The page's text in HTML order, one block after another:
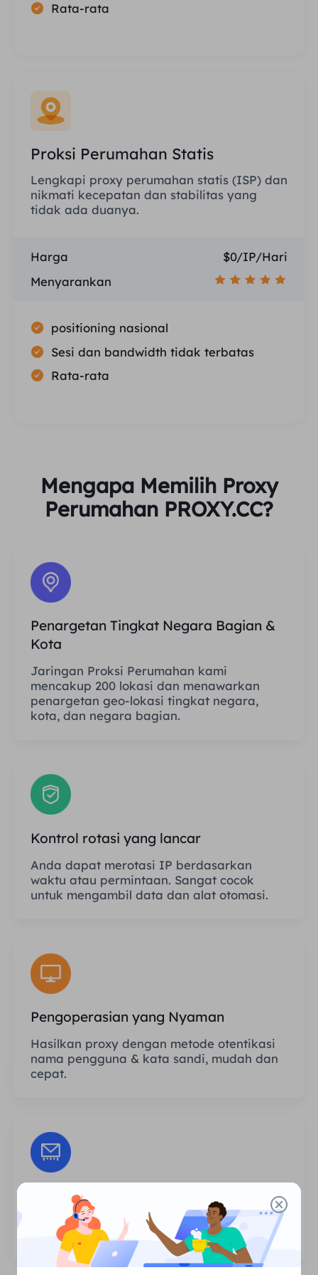
Rata-rata
Proksi Perumahan Statis
Lengkapi proxy perumahan statis (ISP) dan
nikmati kecepatan dan stabilitas yang
tidak ada duanya.
Harga
$0/IP/Hari
Menyarankan
positioning nasional
Sesi dan bandwidth tidak terbatas
Rata-rata
Mengapa Memilih Proxy
Perumahan PROXY.CC?
Penargetan Tingkat Negara Bagian &
Kota
Jaringan Proksi Perumahan kami
mencakup 200 lokasi dan menawarkan
penargetan geo-lokasi tingkat negara,
kota, dan negara bagian.
Kontrol rotasi yang lancar
Anda dapat merotasi IP berdasarkan
waktu atau permintaan. Sangat cocok
untuk mengambil data dan alat otomasi.
Pengoperasian yang Nyaman
Hasilkan proxy dengan metode otentikasi
nama pengguna & kata sandi, mudah dan
cepat.
Sesi Tanpa Batas
Tidak ada batasan jumlah penggunaan
atau frekuensi pemanggilan proxy.